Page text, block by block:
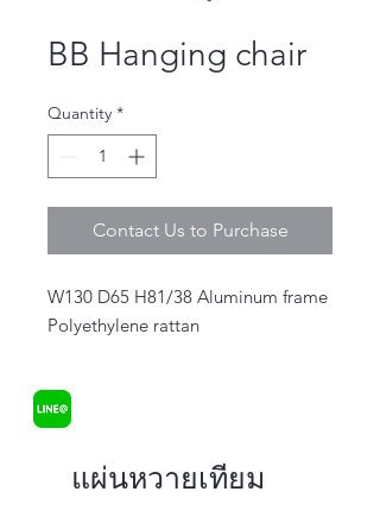
BB Hanging chair
Quantity *
Contact Us to Purchase
W130 D65 H81/38 Aluminum frame
Polyethylene rattan
แผ่นหวายเทียม